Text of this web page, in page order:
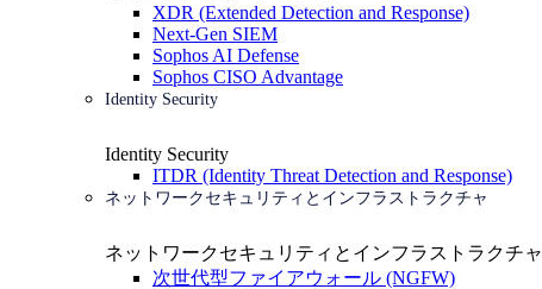
XDR (Extended Detection and Response)
Next-Gen SIEM
Sophos AI Defense
Sophos CISO Advantage
Identity Security
Identity Security
ITDR (Identity Threat Detection and Response)
ネットワークセキュリティとインフラストラクチャ
ネットワークセキュリティとインフラストラクチャ
次世代型ファイアウォール (NGFW)